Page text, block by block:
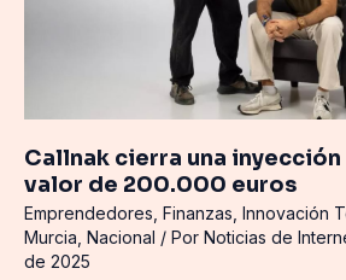
Callnak cierra una
valor de 200.000 euros
Emprendedores Finanzas Innovación
Murcia Nacional / Por Noticias de
de 2025